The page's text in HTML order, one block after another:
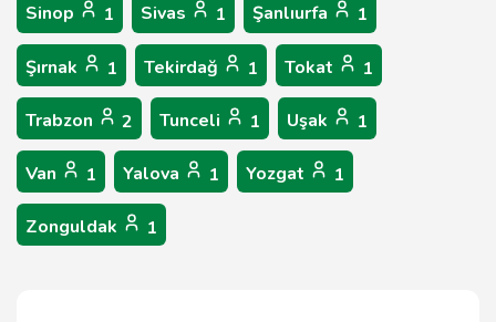
Sinop 1 Sivas 1 Şanlıurfa 1
Şırnak 1 Tekirdağ 1 Tokat 1
Trabzon 2 Tunceli 1 Uşak 1
Van 1 Yalova 1 Yozgat 1
Zonguldak 1